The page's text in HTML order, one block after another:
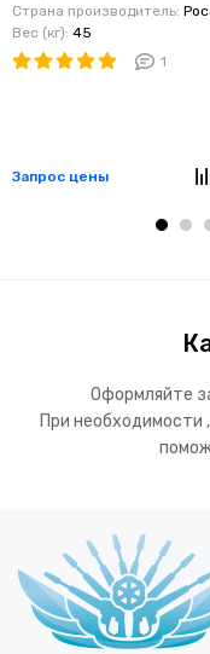
Страна производитель:
Вес (кг): 45
1
Запрос цены
Оформляйте
При необходимости